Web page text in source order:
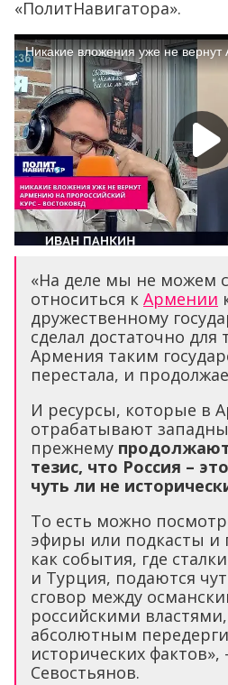
«ПолитНавигатора».
«На деле мы не можем
относиться к Армении
дружественному
сделал достаточно для
Армения таким
перестала, и
И ресурсы, которые в
отрабатывают
прежнему
тезис, что Россия –
чуть ли не
То есть можно
эфиры или подкасты и
как события, где
и Турция, подаются
сговор между
российскими
абсолютным
исторических фактов»,
Севостьянов.